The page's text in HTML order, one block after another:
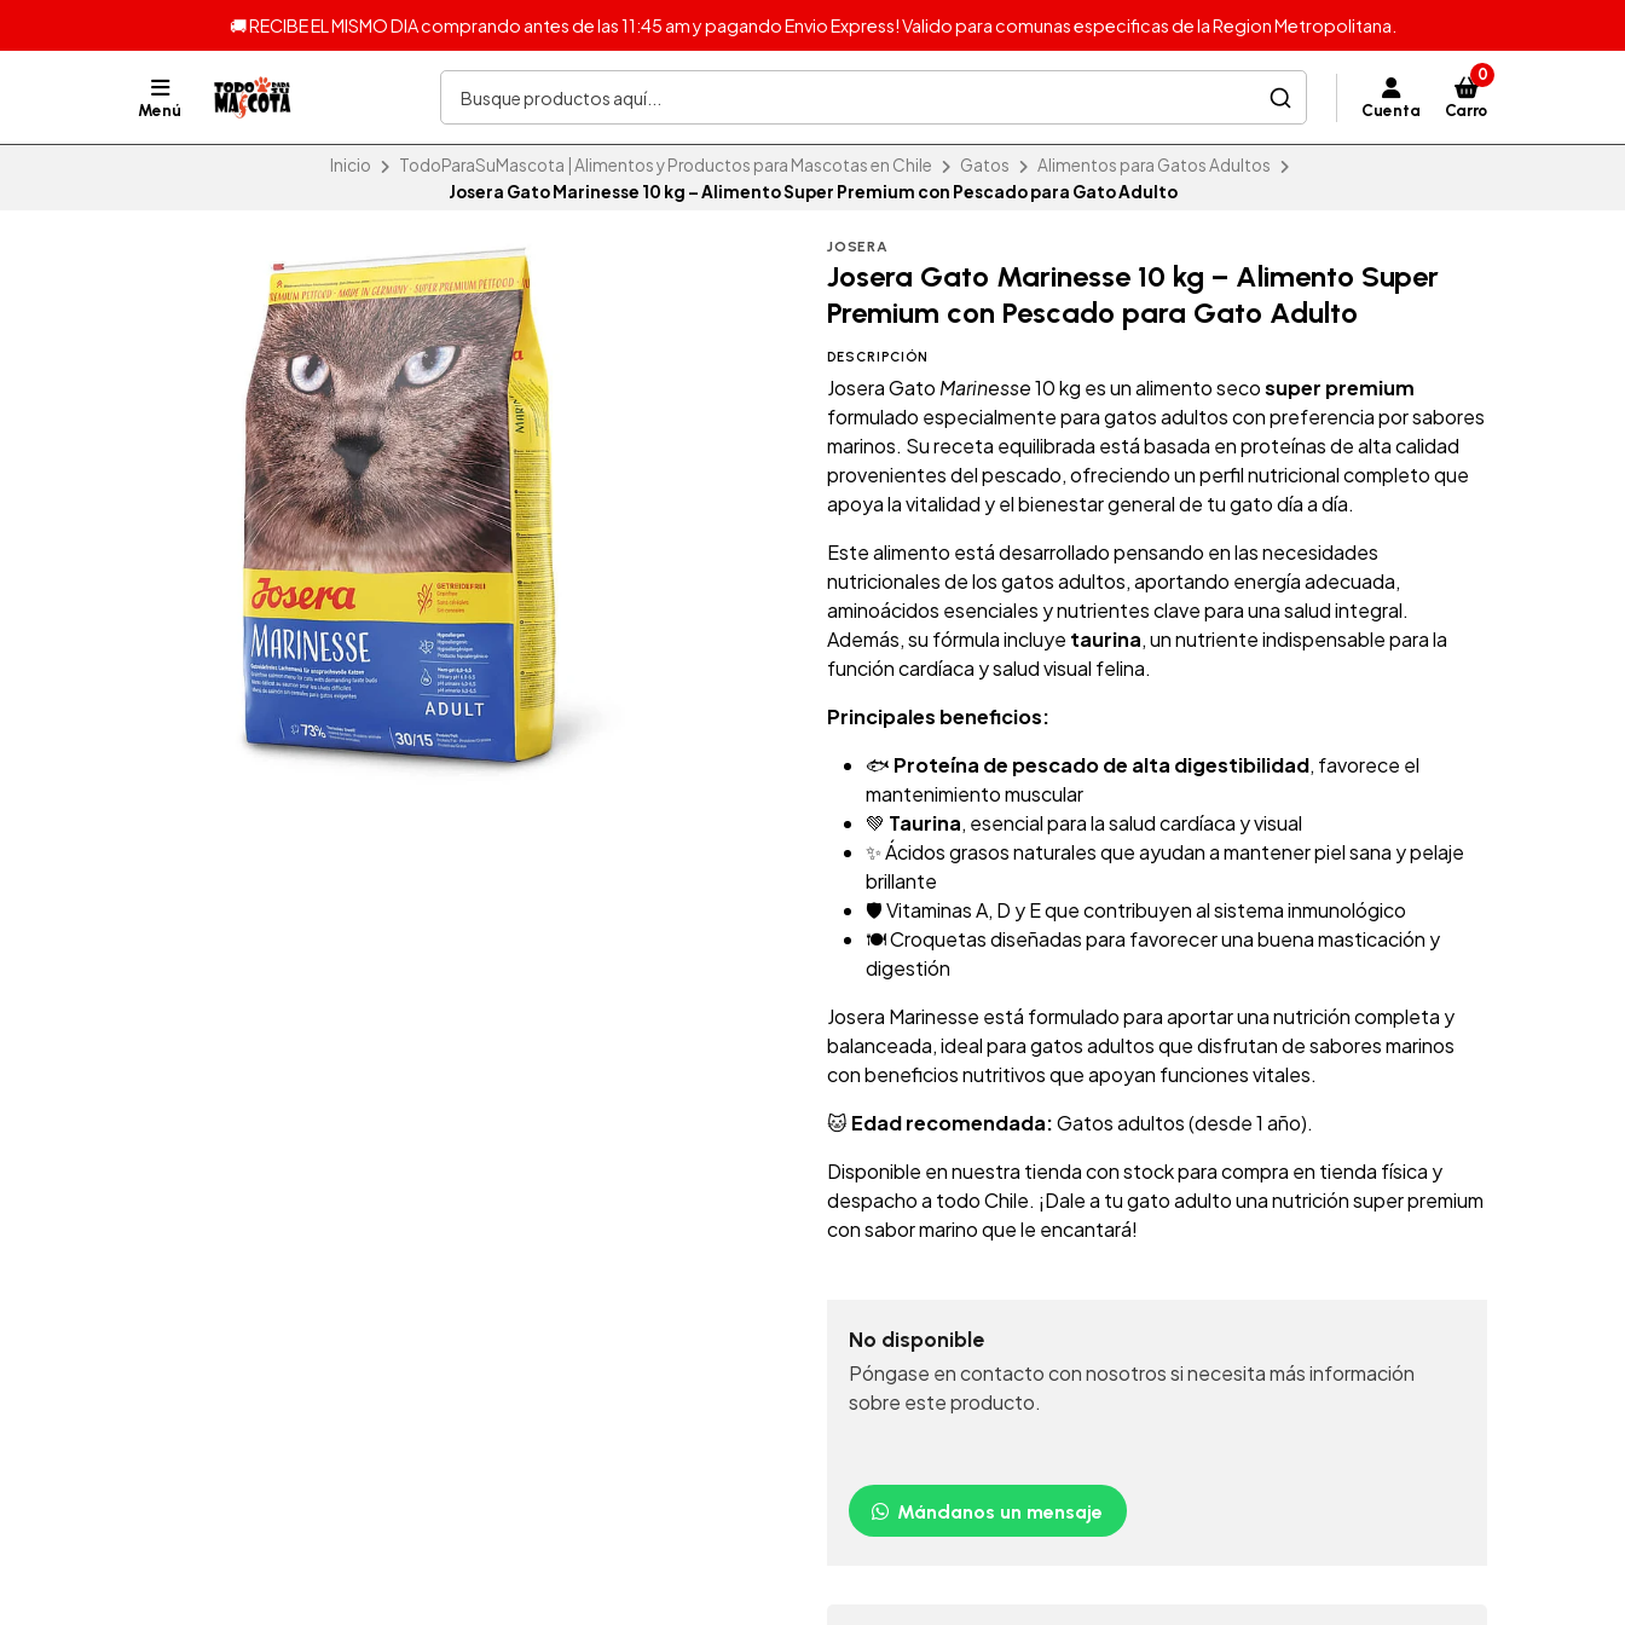
🚚 RECIBE EL MISMO DIA comprando antes de las 11:45 am y pagando Envio Express! Valido para comunas especificas de la Region Metropolitana.
Menú Cuenta
0
Carro
Inicio TodoParaSuMascota | Alimentos y Productos para Mascotas en Chile Gatos
Alimentos para Gatos Adultos
Josera Gato Marinesse 10 kg – Alimento Super Premium con Pescado para Gato Adulto
JOSERA
Josera Gato Marinesse 10 kg – Alimento Super
Premium con Pescado para Gato Adulto
DESCRIPCIÓN
Josera Gato Marinesse10 kg es un alimento secosuper premium
formulado especialmente para gatos adultos con preferencia por sabores
marinos. Su receta equilibrada está basada en proteínas de alta calidad
provenientes del pescado, ofreciendo un perfil nutricional completo que
apoya la vitalidad y el bienestar general de tu gato día a día.
Este alimento está desarrollado pensando en las necesidades
nutricionales de los gatos adultos, aportando energía adecuada,
aminoácidos esenciales y nutrientes clave para una salud integral.
Además, su fórmula incluye taurina, un nutriente indispensable para la
función cardíaca y salud visual felina.
Principales beneficios:
🐟 Proteína de pescado de alta digestibilidad, favorece el
mantenimiento muscular
💚 Taurina, esencial para la salud cardíaca y visual
✨ Ácidos grasos naturales que ayudan a mantener piel sana y pelaje
brillante
🛡️ Vitaminas A, D y E que contribuyen al sistema inmunológico
🍽️ Croquetas diseñadas para favorecer una buena masticación y
digestión
Josera Marinesse está formulado para aportar una nutrición completa y
balanceada, ideal para gatos adultos que disfrutan de sabores marinos
con beneficios nutritivos que apoyan funciones vitales.
🐱 Edad recomendada:Gatos adultos (desde 1 año).
Disponible en nuestra tienda con stock para compra en tienda física y
despacho a todo Chile. ¡Dale a tu gato adulto una nutrición super premium
con sabor marino que le encantará!
No disponible
Póngase en contacto con nosotros si necesita más información
sobre este producto.
Mándanos un mensaje